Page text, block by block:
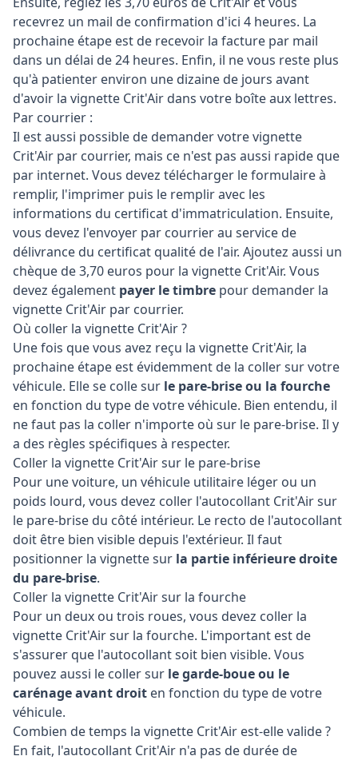
recevrez un mail de confirmation d'ici 4 heures. La
prochaine étape est de recevoir la facture par mail
dans un délai de 24 heures. Enfin, il ne vous reste plus
qu'à patienter environ une dizaine de jours avant
d'avoir la vignette Crit'Air dans votre boîte aux lettres.
Par courrier :
Il est aussi possible de demander votre vignette
Crit'Air par courrier, mais ce n'est pas aussi rapide que
par internet. Vous devez télécharger le formulaire à
remplir, l'imprimer puis le remplir avec les
informations du certificat d'immatriculation. Ensuite,
vous devez l'envoyer par courrier au service de
délivrance du certificat qualité de l'air. Ajoutez aussi un
chèque de 3,70 euros pour la vignette Crit'Air. Vous
devez également payer le timbre pour demander la
vignette Crit'Air par courrier.
Où coller la vignette Crit'Air ?
Une fois que vous avez reçu la vignette Crit'Air, la
prochaine étape est évidemment de la coller sur votre
véhicule. Elle se colle sur le pare-brise ou la fourche
en fonction du type de votre véhicule. Bien entendu, il
ne faut pas la coller n'importe où sur le pare-brise. Il y
a des règles spécifiques à respecter.
Coller la vignette Crit'Air sur le pare-brise
Pour une voiture, un véhicule utilitaire léger ou un
poids lourd, vous devez coller l'autocollant Crit'Air sur
le pare-brise du côté intérieur. Le recto de l'autocollant
doit être bien visible depuis l'extérieur. Il faut
positionner la vignette sur la partie inférieure droite
du pare-brise.
Coller la vignette Crit'Air sur la fourche
Pour un deux ou trois roues, vous devez coller la
vignette Crit'Air sur la fourche. L'important est de
s'assurer que l'autocollant soit bien visible. Vous
pouvez aussi le coller sur le garde-boue ou le
carénage avant droit en fonction du type de votre
véhicule.
Combien de temps la vignette Crit'Air est-elle valide ?
En fait, l'autocollant Crit'Air n'a pas de durée de